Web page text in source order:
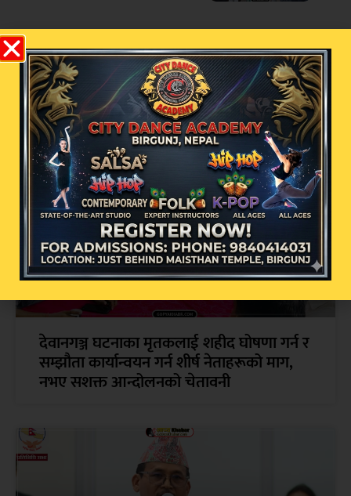
सम्बन्धित खबर
देवानगञ्ज घटनाका मृतकलाई शहीद घोषणा गर्न र
सम्झौता कार्यान्वयन गर्न शीर्ष नेताहरूको माग,
नभए सशक्त आन्दोलनको चेतावनी